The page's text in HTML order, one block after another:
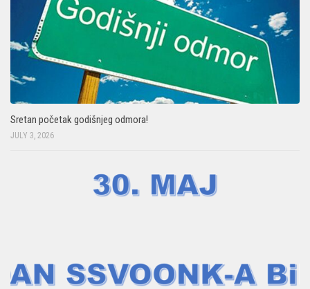
Sretan početak godišnjeg odmora!
JULY 3, 2026